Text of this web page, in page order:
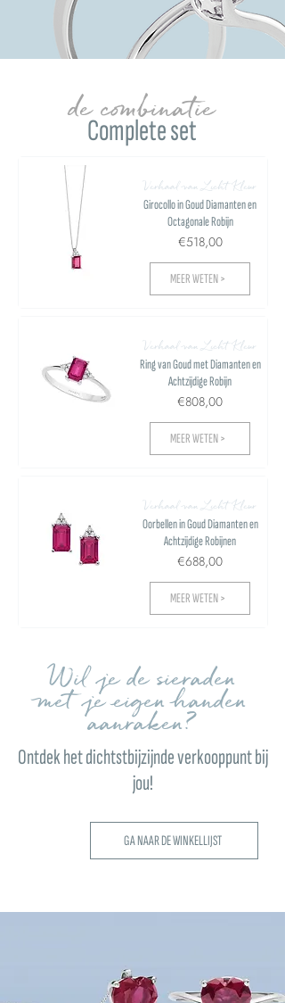
Complete set
de combinatie
Verhaal van Licht Kleur
Girocollo in Goud Diamanten en
Octagonale Robijn
€518,00
MEER WETEN >
Verhaal van Licht Kleur
Ring van Goud met Diamanten en
Achtzijdige Robijn
€808,00
MEER WETEN >
Verhaal van Licht Kleur
Oorbellen in Goud Diamanten en
Achtzijdige Robijnen
€688,00
MEER WETEN >
Wil je de sieraden
met je eigen handen
aanraken?
Ontdek het dichtstbijzijnde verkooppunt bij
jou!
GA NAAR DE WINKELLIJST